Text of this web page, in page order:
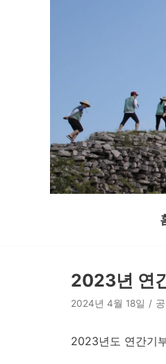
2023년 연
2024년 4월 18일
2023년도 연간기